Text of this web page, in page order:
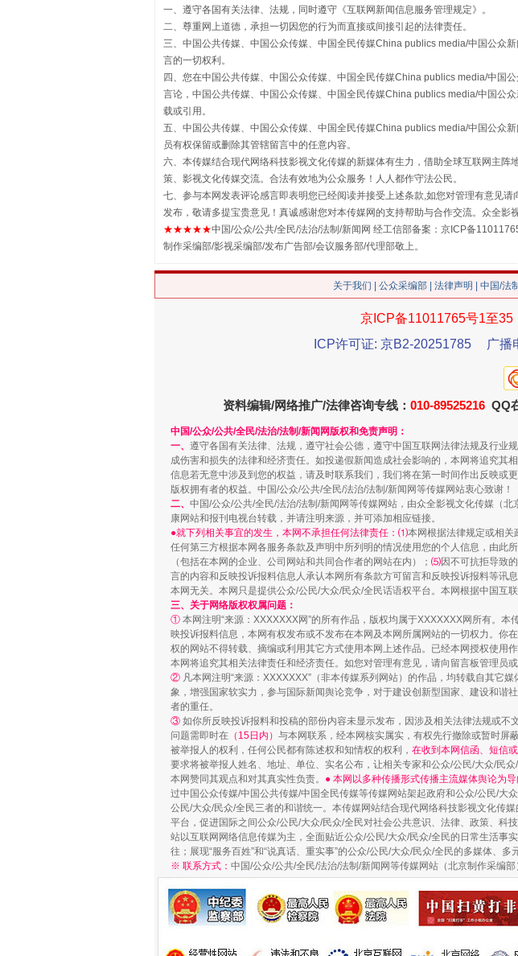
揭批美国五大"原罪" "炒鞋
解纷+调解+退费，一次搞定
珠
站台名比不上好声名
走
漫山遍野的桃花与雪山、麦地、白藏房 除了
一、遵守各国有关法律、法规，同时遵守《互联网新闻信息服务管理规定》。
二、尊重网上道德，承担一切因您的行为而直接或间接引起的法律责任。
三、中国公共传媒、中国公众传媒、中国全民传媒China publics media/中国公众
言的一切权利。
四、您在中国公共传媒、中国公众传媒、中国全民传媒China publics media/中
言论，中国公共传媒、中国公众传媒、中国全民传媒China publics media/中国公
载或引用。
五、中国公共传媒、中国公众传媒、中国全民传媒China publics media/中国公众
员有权保留或删除其管辖留言中的任意内容。
六、本传媒结合现代网络科技影视文化传媒的新媒体有生力，借助全球互联网主
策、影视文化传媒交流。合法有效地为公众服务！人人都作守法公民。
七、参与本网发表评论感言即表明您已经阅读并接受上述条款,如您对管理有意见
发布，敬请多提宝贵意见！真诚感谢您对本传媒网的支持帮助与合作交流。众全影
★★★★★中国/公众/公共/全民/法治/法制/新闻网 经工信部备案：京ICP备
制作采编部/影视采编部/发布广告部/会议服务部/代理部敬上。
关于我们 公众采编部 法律声明 | 中国/法
京ICP备11011765号1至35
ICP许可证: 京B2-20251785
广播
资料编辑/网络推广/法律咨询专线： 010-89525216 QQ
中国/公众/公共/全民/法治/法制/新闻网版权和免责声明：
一、 遵守各国有关法律、法规，遵守社会公德，遵守中国互联网法律法规及行业
成伤害和损失的法律和经济责任。如投递假新闻造成社会影响的，本网将追究
信息若无意中涉及到您的权益，请及时联系我们，我们将在第一时间作出反映
版权拥有者的权益。中国/公众/公共/全民/法治/法制/新闻网等传媒网站衷心致谢！
二、 中国/公众/公共/全民/法治/法制/新闻网等传媒网站，由众全影视文化传媒（
康网站和报刊电视台转载，并请注明来源，并可添加相应链接。
●就下列相关事宜的发生，本网不承担任何法律责任：⑴本网根据法律规定或相关
任何第三方根据本网各服务条款及声明中所列明的情况使用您的个人信息，由此
（包括在本网的企业、公司网站和共同合作者的网站在内）； ⑸因不可抗拒导致
言的内容和反映投诉报料信息人承认本网所有条款方可留言和反映投诉报料等
本网无关。本网只是提供公众/公民/大众/民众/全民话语权平台。本网根据中国互
三、关于网络版权权属问题：
① 本网注明“来源：XXXXXXX网”的所有作品，版权均属于XXXXXXX网所有。
映投诉报料信息，本网有权发布或不发布在本网及本网所属网站的一切权力。
权的网站不得转载、摘编或利用其它方式使用本网上述作品。已经本网授权使用
本网将追究其相关法律责任和经济责任。如您对管理有意见，请向留言板管理员或
② 凡本网注明“来源：XXXXXXX”（非本传媒系列网站）的作品，均转载自其它
象，增强国家软实力，参与国际新闻舆论竞争，对于建设创新型国家、建设和谐
者的重任。
③ 如你所反映投诉报料和投稿的部份内容未显示发布，因涉及相关法律法规或
问题需即时在 （15日内） 与本网联系，经本网核实属实，有权先行撤除或暂时屏
被举报人的权利，任何公民都有陈述权和知情权的权利， 在收到本网信函、短信
要求将被举报人姓名、地址、单位、实名公布，让相关专家和公众/公民/大众/民
本网赞同其观点和对其真实性负责。 ● 本网以多种传播形式传播主流媒体舆论为导
过中国公众传媒/中国公共传媒/中国全民传媒等传媒网站架起政府和公众/公民/
公民/大众/民众/全民三者的和谐统一。本传媒网站结合现代网络科技影视文化传
平台，促进国际之间公众/公民/大众/民众/全民对社会公共意识、法律、政策、科
站以互联网网络信息传媒为主，全面贴近公众/公民/大众/民众/全民的日常生活事
往；展现“服务百姓”和“说真话、重实事”的公众/公民/大众/民众/全民的多媒体、多
※ 联系方式： 中国/公众/公共/全民/法治/法制/新闻网等传媒网站（北京制作采编部